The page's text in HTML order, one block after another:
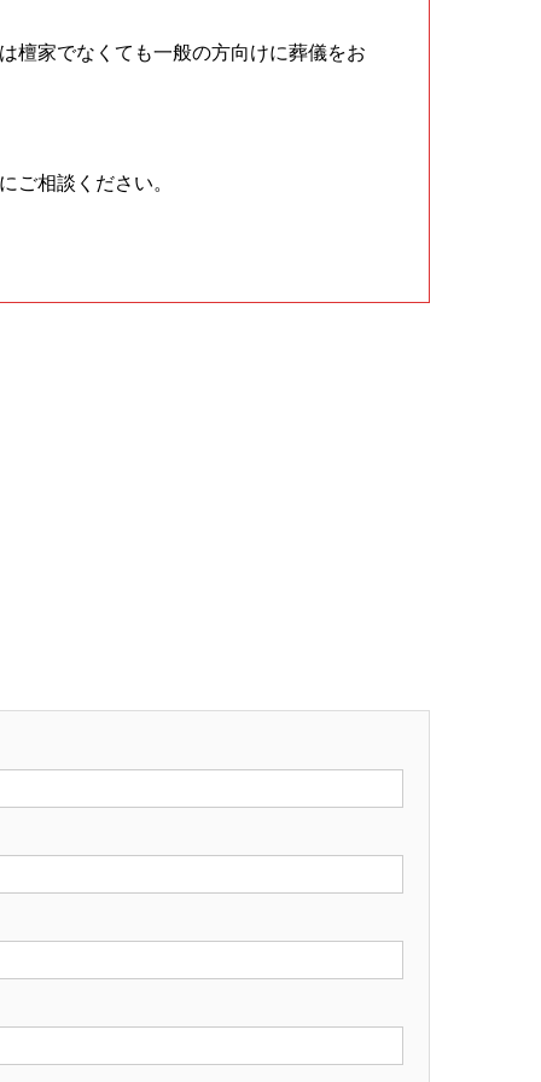
檀家でなくても一般の方向けに葬儀をお
ご相談ください。